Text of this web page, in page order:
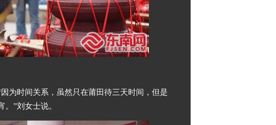
为时间关系，虽然只在莆田待三天时间，但是
”刘女士说。